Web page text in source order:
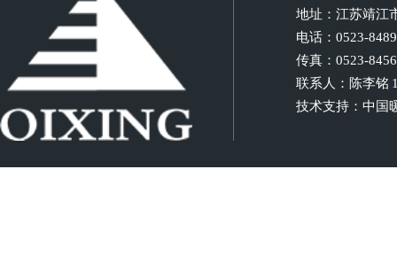
地址：江苏靖江
电话：0523-
传真：0523-
联系人：陈李铭
技术支持： 中国